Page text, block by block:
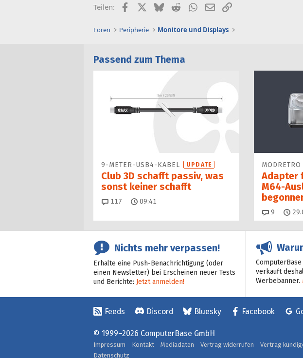
Teilen: FacebookX (Twitter)
BlueskyRedditWhatsApp
E-MailLink
Foren Peripherie Monitore und Displays
Passend zum Thema
9-METER-USB4-KABEL UPDATE
Club 3D schafft passiv, was
sonst keiner schafft
117 Kommentare
09:41
Adapter
M64-
9
Nichts mehr verpassen!
Erhalte eine Push-Benachrichtigung (oder
einen Newsletter) bei Erscheinen neuer Tests
und Berichte: Jetzt anmelden!
verkauft
Werbebanner.
Feeds Discord Bluesky Facebook
© 1999–2026 ComputerBase GmbH
Impressum Kontakt Mediadaten Vertrag widerrufen Vertrag
Datenschutz